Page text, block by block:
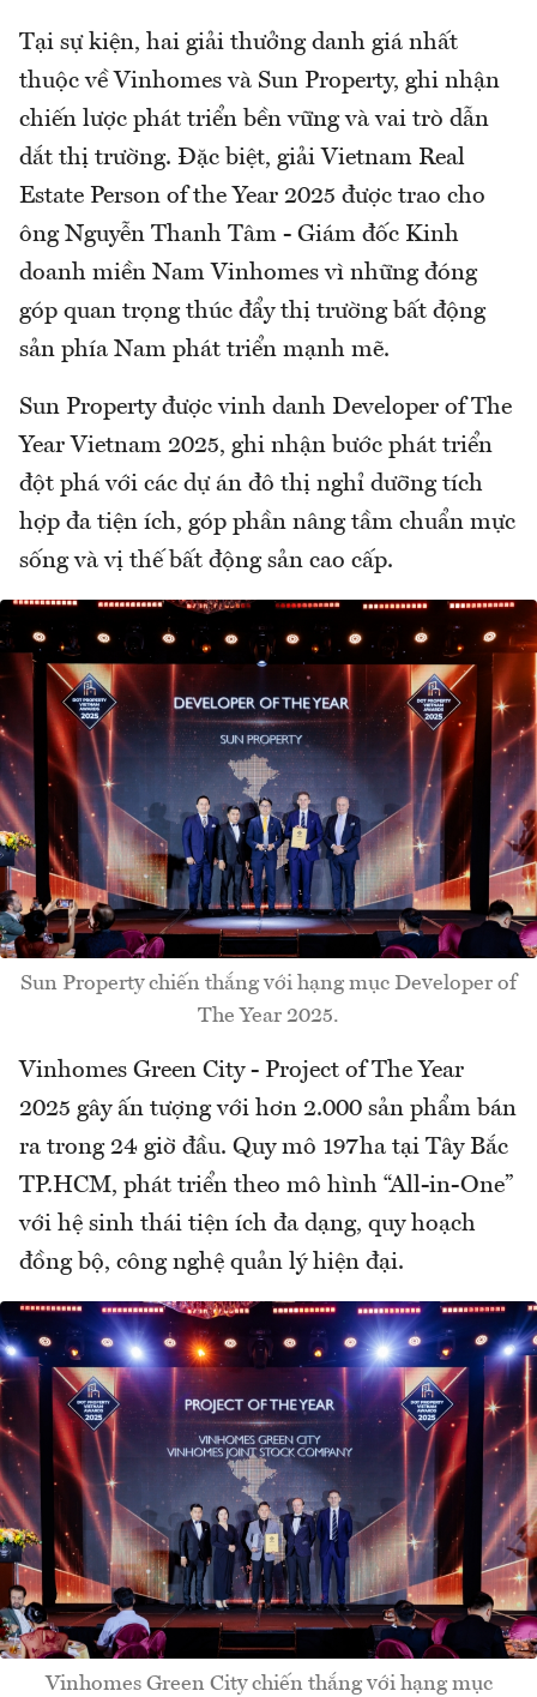
Tại sự kiện, hai giải thưởng danh giá nhất
thuộc về Vinhomes và Sun Property, ghi nhận
chiến lược phát triển bền vững và vai trò dẫn
dắt thị trường. Đặc biệt, giải Vietnam Real
Estate Person of the Year 2025 được trao cho
ông Nguyễn Thanh Tâm - Giám đốc Kinh
doanh miền Nam Vinhomes vì những đóng
góp quan trọng thúc đẩy thị trường bất động
sản phía Nam phát triển mạnh mẽ.
Sun Property được vinh danh Developer of The
Year Vietnam 2025, ghi nhận bước phát triển
đột phá với các dự án đô thị nghỉ dưỡng tích
hợp đa tiện ích, góp phần nâng tầm chuẩn mực
sống và vị thế bất động sản cao cấp.
Sun Property chiến thắng với hạng mục Developer of
The Year 2025.
Vinhomes Green City - Project of The Year
2025 gây ấn tượng với hơn 2.000 sản phẩm bán
ra trong 24 giờ đầu. Quy mô 197ha tại Tây Bắc
TP.HCM, phát triển theo mô hình “All-in-One”
với hệ sinh thái tiện ích đa dạng, quy hoạch
đồng bộ, công nghệ quản lý hiện đại.
Vinhomes Green City chiến thắng với hạng mục